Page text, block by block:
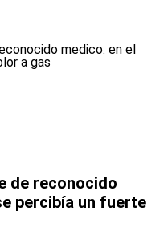
de reconocido
percibía un fuerte